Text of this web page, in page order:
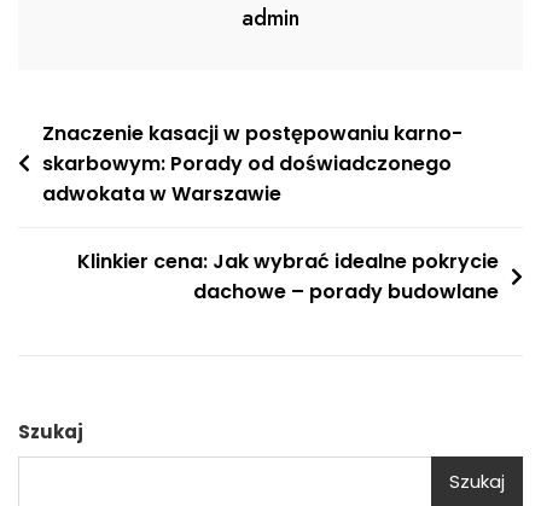
admin
Nawigacja
wpisu
Znaczenie kasacji w postępowaniu karno-
skarbowym: Porady od doświadczonego
adwokata w Warszawie
Klinkier cena: Jak wybrać idealne pokrycie
dachowe – porady budowlane
Szukaj
Szukaj